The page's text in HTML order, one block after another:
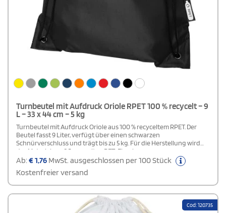
Turnbeutel mit Aufdruck Oriole RPET 100 % recycelt – 9
L – 33 x 44 cm – 5 kg
Turnbeutel mit Aufdruck Oriole aus 100 % recyceltem RPET. Der
Beutel fasst 9 Liter, verfügt über einen schwarzen
Schnürverschluss und trägt bis zu 5 kg. Für die Herstellung wird
das Material aus 3,5 recycelten PET-Flaschen
gewonnen.Personalisierte Rucksäcke aus 100 % recyceltem
Kunststoffabfällen. Das geräumige Hauptfach lässt sich über den
Kordelzug sicher verschließen und bietet bei 9 Litern Volumen
ausreichend Platz für eine Belastung von bis zu 5 kg.
Ab:€1,76 MwSt. ausgeschlossen per 100 Stück
Kostenfreier versand
Cod: 120735